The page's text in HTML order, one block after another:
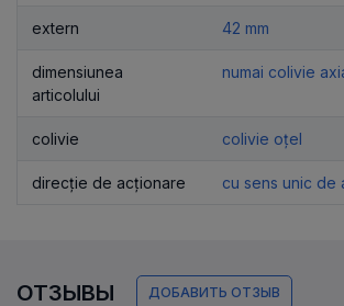
extern 42 mm
dimensiunea
articolului
numai colivie
colivie colivie oțel
direcție de acționare cu sens unic de
ОТЗЫВЫ ДОБАВИТЬ ОТЗЫВ